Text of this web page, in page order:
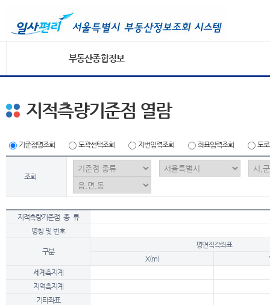
부동산종합정보
지적측량기준점 열람
기준점명조회 도곽선택조회 지번입력조회 좌표입력조회 도
조회
지적측량기준점 종 류
명칭 및 번호
구분
평면직각좌표
X(m)
세계측지계
지역측지계
기타좌표